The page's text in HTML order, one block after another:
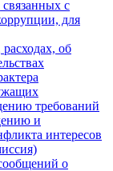
с
для
об
требований
и
интересов
о